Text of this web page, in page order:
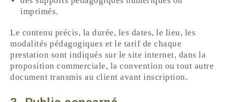
imprimés.
Le contenu précis, la durée, les dates, le lieu, les
modalités pédagogiques et le tarif de chaque
prestation sont indiqués sur le site internet, dans la
proposition commerciale, la convention ou tout autre
document transmis au client avant inscription.